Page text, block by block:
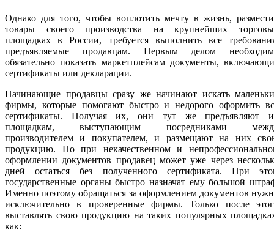
Однако для того, чтобы воплотить мечту в жизнь,
товары своего производства на крупнейших
площадках в России, требуется выполнить все
предъявляемые продавцам. Первым делом
обязательно показать маркетплейсам документы,
сертификаты или декларации.
Начинающие продавцы сразу же начинают искать
фирмы, которые помогают быстро и недорого оформить
сертификаты. Получая их, они тут же предъявляют
площадкам, выступающим посредниками
производителем и покупателем, и размещают на них
продукцию. Но при некачественном и
оформлении документов продавец может уже через
дней остаться без полученного сертификата. При
государственные органы быстро назначат ему большой
Именно поэтому обращаться за оформлением документов
исключительно в проверенные фирмы. Только после
выставлять свою продукцию на таких популярных
как: